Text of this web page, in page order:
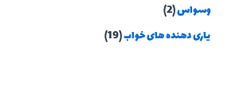
وسواس(2)
یاری دهنده های خواب(19)